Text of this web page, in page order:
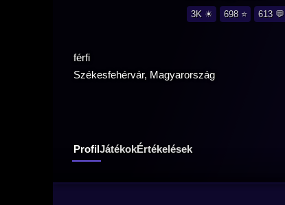
3K ☀ 698 ⭐ 613 💬
férfi
Székesfehérvár, Magyarország
ProfilJátékokÉrtékelések